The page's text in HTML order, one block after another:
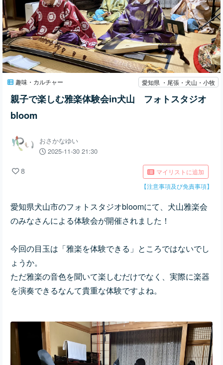
趣味・カルチャー 愛知県 ・尾張・犬山・小牧
親子で楽しむ雅楽体験会in犬山 フォトスタジオ
bloom
おさかなゆい
2025-11-30 21:30
8
マイリストに追加
【注意事項及び免責事項】
愛知県犬山市のフォトスタジオbloomにて、犬山雅楽会
のみなさんによる体験会が開催されました！
今回の目玉は「雅楽を体験できる」ところではないでし
ょうか。
ただ雅楽の音色を聞いて楽しむだけでなく、実際に楽器
を演奏できるなんて貴重な体験ですよね。